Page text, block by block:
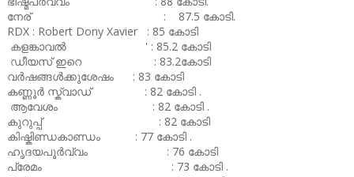
നേര് : 87.5 കോടി.
RDX : Robert Dony Xavier : 85 കോടി
കളങ്കാവൽ ' : 85.2 കോടി
ഡീയസ് ഇറെ : 83.2കോടി
വർഷങ്ങൾക്കുശേഷം : 83 കോടി
കണ്ണൂർ സ്ക്വാഡ് : 82 കോടി .
ആവേശം : 82 കോടി .
കുറുപ്പ് : 82 കോടി
കിഷ്കിണ്ഡകാണ്ഡം : 77 കോടി .
ഹൃദയപൂർവ്വം : 76 കോടി
പ്രേമം : 73 കോടി .